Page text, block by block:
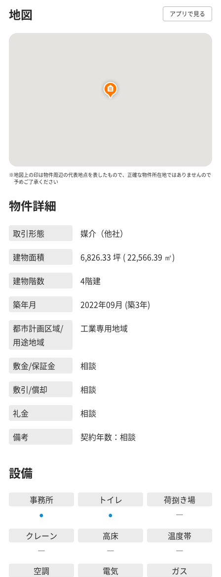
地図 アプリで見る
※地図上の印は物件周辺の代表地点を表したもので、正確な物件所在地ではありませんので
予めご了承ください
物件詳細
取引形態
媒介（他社）
建物面積
6,826.33 坪 ( 22,566.39 ㎡)
建物階数
4階建
築年月
2022年09月 (築3年)
都市計画区域/
用途地域
工業専用地域
敷金/保証金
相談
敷引/償却
相談
礼金
相談
備考
契約年数：相談
設備
事務所
●
トイレ
●
荷捌き場
―
クレーン
―
高床
―
温度帯
―
空調
電気
ガス